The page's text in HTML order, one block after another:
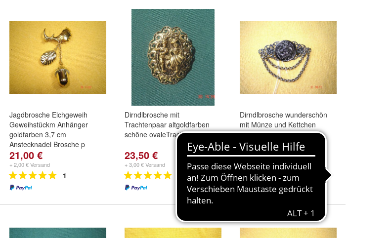
Jagdbrosche Elchgeweih
Geweihstückm Anhänger
goldfarben 3,7 cm
Anstecknadel Brosche p
21,00 €
+ 2,00 € Versand
1
Dirndlbrosche mit
Trachtenpaar altgoldfarben
schöne ovaleTrachtenbrosche
23,50 €
+ 3,00 € Versand
Dirndlbrosche wunderschön
mit Münze und Kettchen
Trachtenbrosche Brosche
19,50 €
+ 3,00 € Versand
1